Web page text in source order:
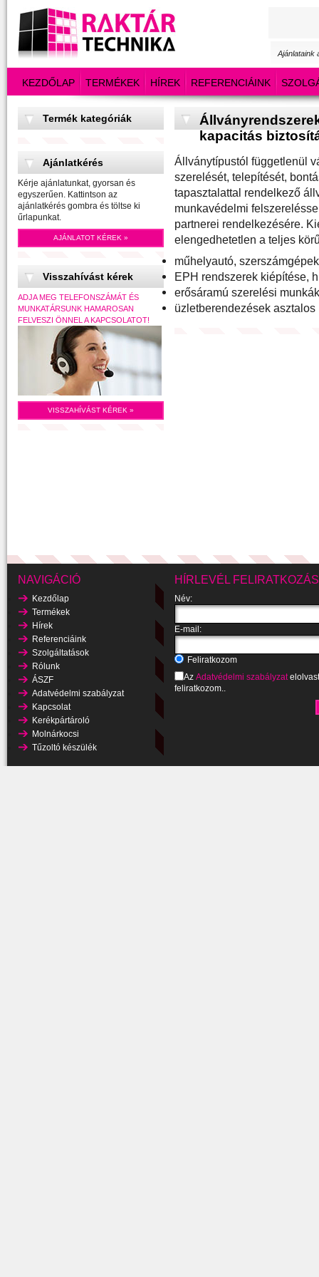
Ajánlataink
KEZDŐLAP TERMÉKEK HÍREK REFERENCIÁINK
Termék kategóriák
Ajánlatkérés
Kérje ajánlatunkat, gyorsan és
egyszerűen. Kattintson az
ajánlatkérés gombra és töltse ki
űrlapunkat.
AJÁNLATOT KÉREK »
Visszahívást kérek
ADJA MEG TELEFONSZÁMÁT ÉS
MUNKATÁRSUNK HAMAROSAN
FELVESZI ÖNNEL A KAPCSOLATOT!
VISSZAHÍVÁST KÉREK »
kapacitás
Állványtípustól függetlenül
szerelését, telepítését,
tapasztalattal rendelkező
munkavédelmi
partnerei rendelkezésére.
elengedhetetlen a teljes
műhelyautó,
EPH rendszerek kiépítése,
erősáramú szerelési
üzletberendezések
NAVIGÁCIÓ
Kezdőlap
Termékek
Hírek
Referenciáink
Szolgáltatások
Rólunk
ÁSZF
Adatvédelmi szabályzat
Kapcsolat
Kerékpártároló
Molnárkocsi
Tűzoltó készülék
HÍRLEVÉL FELIRATKOZÁS
Név:
E-mail:
Feliratkozom
Az Adatvédelmi szabályzat
feliratkozom..